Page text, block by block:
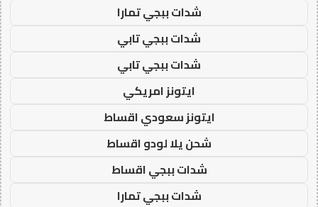
شدات ببجي تمارا
شدات ببجي تابي
شدات ببجي تابي
ايتونز امريكي
ايتونز سعودي اقساط
شحن يلا لودو اقساط
شدات ببجي اقساط
شدات ببجي تمارا